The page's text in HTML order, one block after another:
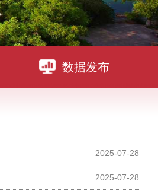
数据发布
2025-07-28
2025-07-28